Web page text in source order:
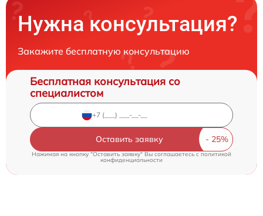
Нужна консультация?
Закажите бесплатную консультацию
Бесплатная консультация со
специалистом
Оставить заявку
Нажимая на кнопку "Оставить заявку" Вы соглашаетесь cполитикой
конфиденциальности